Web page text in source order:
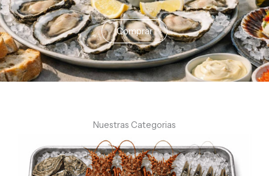
Comprar
Nuestras Categorias